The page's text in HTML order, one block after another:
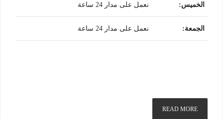
الخميس: نعمل على مدار 24 ساعة
الجمعة: نعمل على مدار 24 ساعة
READ MORE